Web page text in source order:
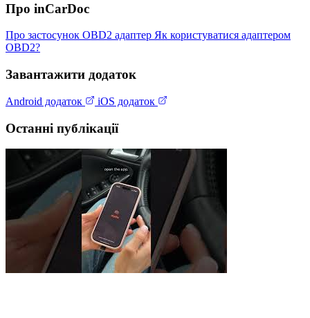
Про inCarDoc
Про застосунок OBD2 адаптер Як користуватися адаптером
OBD2?
Завантажити додаток
Android додаток iOS додаток
Останні публікації